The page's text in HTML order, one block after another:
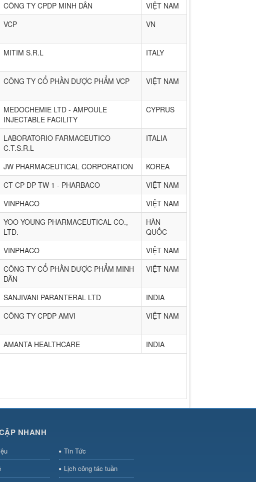
CÔNG TY CPDP MINH DÂN
VIỆT NAM
VCP VN
MITIM S.R.L ITALY
CÔNG TY CỔ PHẦN DƯỢC PHẨM VCP VIỆT NAM
MEDOCHEMIE LTD - AMPOULE
INJECTABLE FACILITY
CYPRUS
LABORATORIO FARMACEUTICO
C.T.S.R.L
ITALIA
JW PHARMACEUTICAL CORPORATION
KOREA
CT CP DP TW 1 - PHARBACO
VIỆT NAM
VINPHACO
VIỆT NAM
YOO YOUNG PHARMACEUTICAL CO.,
LTD.
HÀN
QUỐC
VINPHACO
VIỆT NAM
CÔNG TY CỔ PHẦN DƯỢC PHẨM MINH
DÂN
VIỆT NAM
SANJIVANI PARANTERAL LTD
INDIA
CÔNG TY CPDP AMVI VIỆT NAM
AMANTA HEALTHCARE INDIA
NHANH
Tin Tức
Lịch công tác tuần